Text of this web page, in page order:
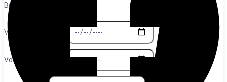
Budget
Voorkeurs datum 1
Voorkeurs datum 2